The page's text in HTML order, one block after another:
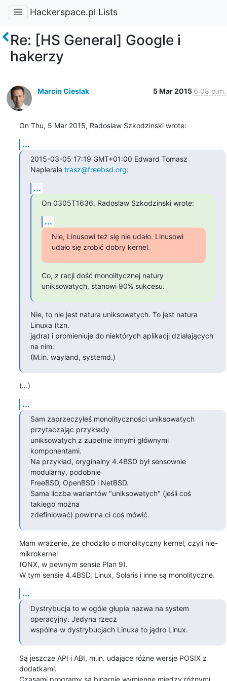
Hackerspace.pl Lists
Re: [HS General] Google i
hakerzy
Marcin Cieslak 5 Mar 2015 6:08 p.m.
On Thu, 5 Mar 2015, Radoslaw Szkodzinski wrote:
...
2015-03-05 17:19 GMT+01:00 Edward Tomasz
Napierała trasz@freebsd.org:
...
On 0305T1636, Radoslaw Szkodzinski wrote:
...
Nie, Linusowi też się nie udało. Linusowi
udało się zrobić dobry kernel.
Co, z racji dość monolitycznej natury
uniksowatych, stanowi 90% sukcesu.
Nie, to nie jest natura uniksowatych. To jest natura
Linuxa (tzn.
jądra) i promieniuje do niektórych aplikacji działających
na nim.
(M.in. wayland, systemd.)
(...)
...
Sam zaprzeczyłeś monolityczności uniksowatych
przytaczając przykłady
uniksowatych z zupełnie innymi głównymi
komponentami.
Na przykład, oryginalny 4.4BSD był sensownie
modularny, podobnie
FreeBSD, OpenBSD i NetBSD.
Sama liczba wariantów "uniksowatych" (jeśli coś
takiego można
zdefiniować) powinna ci coś mówić.
Mam wrażenie, że chodziło o monolityczny kernel, czyli nie-
mikrokernel
(QNX, w pewnym sensie Plan 9).
W tym sensie 4.4BSD, Linux, Solaris i inne są monolityczne.
...
Dystrybucja to w ogóle głupia nazwa na system
operacyjny. Jedyna rzecz
wspólna w dystrybucjach Linuxa to jądro Linux.
Są jeszcze API i ABI, m.in. udające różne wersje POSIX z
dodatkami.
Czasami programy są binarnie wymienne między różnymi